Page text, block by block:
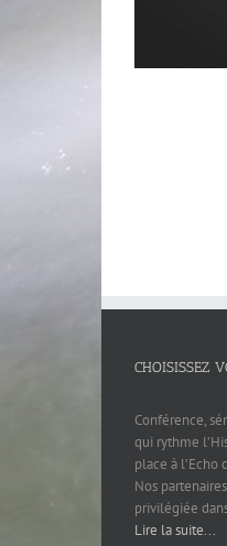
CHOISISSEZ
Conférence,
qui rythme
place à l’Echo
Nos
privilégiée
Lire la suite...